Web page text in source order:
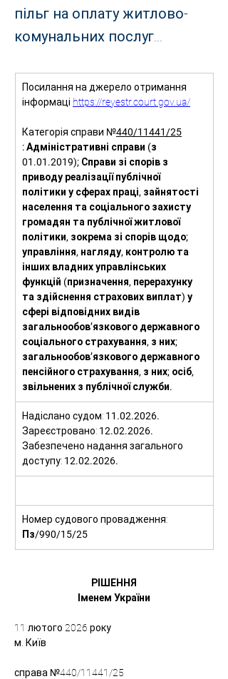
пільг на оплату житлово-
комунальних послуг...
Посилання на джерело отримання
інформаці https://reyestr.court.gov.ua/
Категорія справи №440/11441/25
: Адміністративні справи (з
01.01.2019); Справи зі спорів з
приводу реалізації публічної
політики у сферах праці, зайнятості
населення та соціального захисту
громадян та публічної житлової
політики, зокрема зі спорів щодо;
управління, нагляду, контролю та
інших владних управлінських
функцій (призначення, перерахунку
та здійснення страхових виплат) у
сфері відповідних видів
загальнообов’язкового державного
соціального страхування, з них;
загальнообов’язкового державного
пенсійного страхування, з них; осіб,
звільнених з публічної служби.
Надіслано судом: 11.02.2026.
Зареєстровано: 12.02.2026.
Забезпечено надання загального
доступу: 12.02.2026.
Номер судового провадження:
Пз/990/15/25
РІШЕННЯ
Іменем України
11 лютого 2026 року
м. Київ
справа №440/11441/25